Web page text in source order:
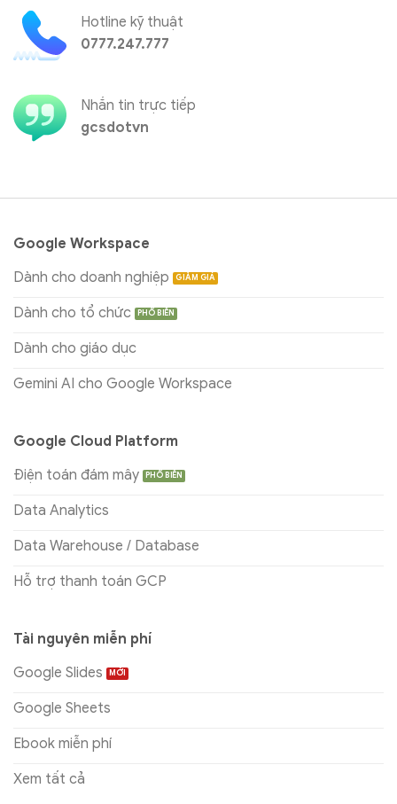
Hotline kỹ thuật
0777.247.777
Nhắn tin trực tiếp
gcsdotvn
Google Workspace
Dành cho doanh nghiệp
Dành cho tổ chức
Dành cho giáo dục
Gemini AI cho Google Workspace
Google Cloud Platform
Điện toán đám mây
Data Analytics
Data Warehouse / Database
Hỗ trợ thanh toán GCP
Tài nguyên miễn phí
Google Slides
Google Sheets
Ebook miễn phí
Xem tất cả